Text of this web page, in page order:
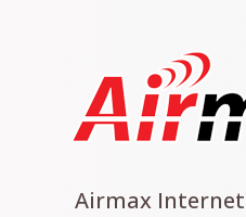
Airmax